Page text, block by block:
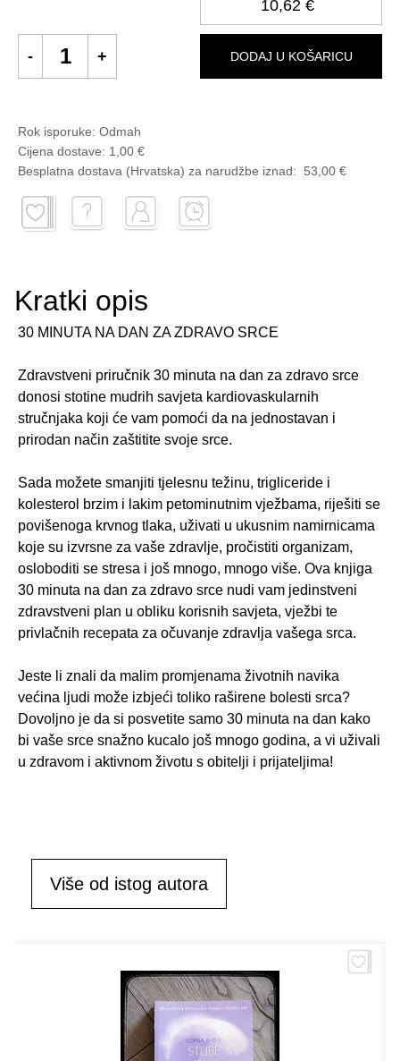
10,62 €
DODAJ U KOŠARICU
Rok isporuke: Odmah
Cijena dostave: 1,00 €
Besplatna dostava (Hrvatska) za narudžbe iznad: 53,00 €
Kratki opis
30 MINUTA NA DAN ZA ZDRAVO SRCE
Zdravstveni priručnik 30 minuta na dan za zdravo srce
donosi stotine mudrih savjeta kardiovaskularnih
stručnjaka koji će vam pomoći da na jednostavan i
prirodan način zaštitite svoje srce.
Sada možete smanjiti tjelesnu težinu, trigliceride i
kolesterol brzim i lakim petominutnim vježbama, riješiti se
povišenoga krvnog tlaka, uživati u ukusnim namirnicama
koje su izvrsne za vaše zdravlje, pročistiti organizam,
osloboditi se stresa i još mnogo, mnogo više. Ova knjiga
30 minuta na dan za zdravo srce nudi vam jedinstveni
zdravstveni plan u obliku korisnih savjeta, vježbi te
privlačnih recepata za očuvanje zdravlja vašega srca.
Jeste li znali da malim promjenama životnih navika
većina ljudi može izbjeći toliko raširene bolesti srca?
Dovoljno je da si posvetite samo 30 minuta na dan kako
bi vaše srce snažno kucalo još mnogo godina, a vi uživali
u zdravom i aktivnom životu s obitelji i prijateljima!
Više od istog autora